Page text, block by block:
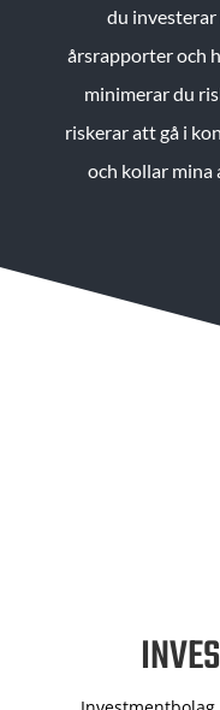
du
årsrapporter och
minimerar du
riskerar att gå i
och kollar mina